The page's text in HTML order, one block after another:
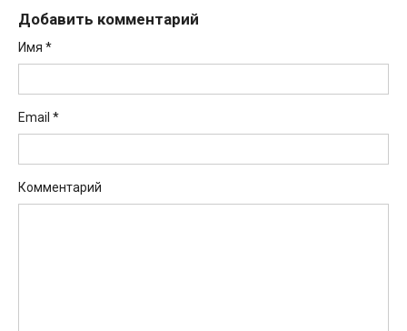
Добавить комментарий
Имя *
Email *
Комментарий